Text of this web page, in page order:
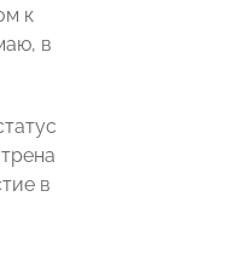
к
в
в